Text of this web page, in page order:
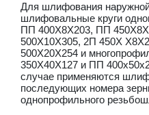
Для шлифования
шлифовальные круги
ПП 400X8X203, ПП
500Х10Х305, 2П 450Х
500X20X254 и
350X40X127 и ПП
случае применяются
последующих номера
однопрофильного